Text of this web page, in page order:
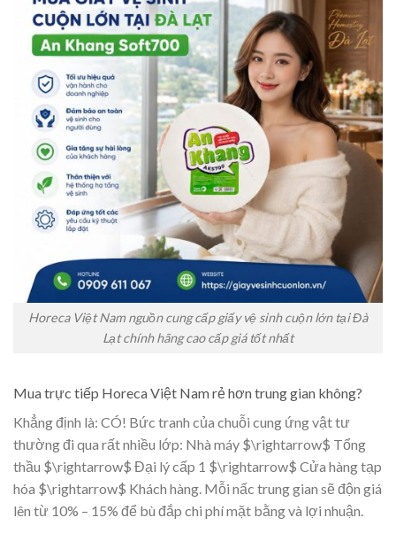
Horeca Việt Nam nguồn cung cấp giấy vệ sinh cuộn lớn tại Đà
Lạt chính hãng cao cấp giá tốt nhất
Mua trực tiếp Horeca Việt Nam rẻ hơn trung gian không?
Khẳng định là: CÓ! Bức tranh của chuỗi cung ứng vật tư
thường đi qua rất nhiều lớp: Nhà máy $\rightarrow$ Tổng
thầu $\rightarrow$ Đại lý cấp 1 $\rightarrow$ Cửa hàng tạp
hóa $\rightarrow$ Khách hàng. Mỗi nấc trung gian sẽ độn giá
lên từ 10% – 15% để bù đắp chi phí mặt bằng và lợi nhuận.